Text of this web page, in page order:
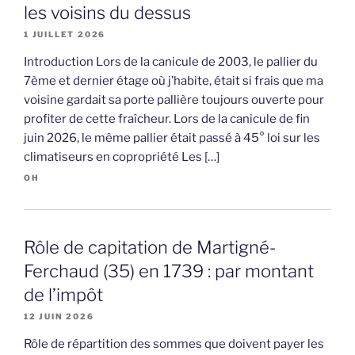
les voisins du dessus
1 JUILLET 2026
Introduction Lors de la canicule de 2003, le pallier du
7ème et dernier étage où j’habite, était si frais que ma
voisine gardait sa porte pallière toujours ouverte pour
profiter de cette fraîcheur. Lors de la canicule de fin
juin 2026, le même pallier était passé à 45° loi sur les
climatiseurs en copropriété Les […]
OH
Rôle de capitation de Martigné-
Ferchaud (35) en 1739 : par montant
de l’impôt
12 JUIN 2026
Rôle de répartition des sommes que doivent payer les